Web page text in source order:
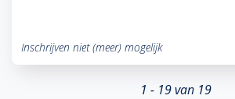
Inschrijven niet (meer) mogelijk
1 - 19 van 19